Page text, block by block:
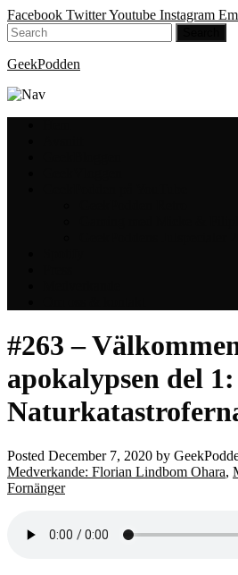
Facebook TwitterYoutube Instagram
GeekPodden
#263 –
apokalypsen del 1:
Posted December 7, 2020 by
Medverkande: Florian Lindbom Ohara,
Fornänger